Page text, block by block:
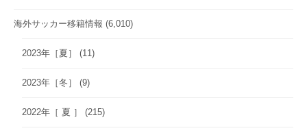
海外サッカー移籍情報 (6,010)
2023年［夏］ (11)
2023年［冬］ (9)
2022年［ 夏 ］ (215)